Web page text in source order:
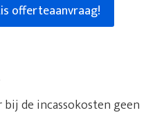
offerteaanvraag!
de incassokosten geen